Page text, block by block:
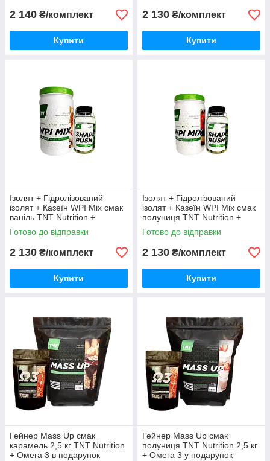
2 140 ₴/комплект
Купити
2 130 ₴/комплект
Купити
Ізолят + Гідролізований
ізолят + Казеїн WPI Mix смак
ваніль TNT Nutrition +
Жироспалювач Shape Rush
Готово до відправки
2 130 ₴/комплект
Купити
Ізолят + Гідролізований
ізолят + Казеїн WPI Mix смак
полуниця TNT Nutrition +
Shape Rush
Готово до відправки
2 130 ₴/комплект
Купити
Гейнер Mass Up смак
карамель 2,5 кг TNT Nutrition
+ Омега 3 в подарунок
Гейнер Mass Up смак
полуниця TNT Nutrition 2,5 кг
+ Омега 3 у подарунок